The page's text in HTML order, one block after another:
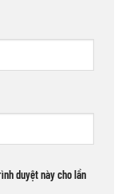
duyệt này cho lần